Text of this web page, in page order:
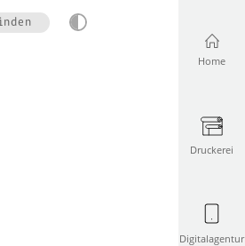
Home
Druckerei
Digitalagentur